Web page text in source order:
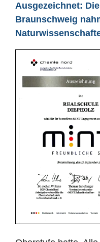
Ausgezeichnet:
Braunschweig